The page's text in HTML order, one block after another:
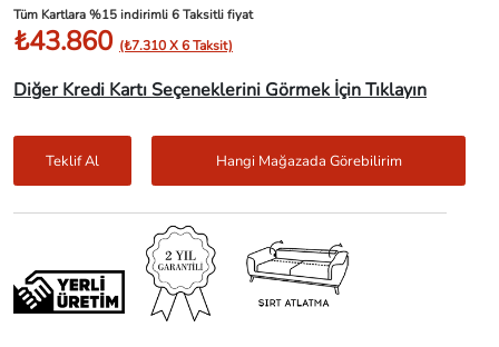
Tüm Kartlara %15 indirimli 6 Taksitli fiyat
₺43.860 (₺7.310 X 6 Taksit)
Diğer Kredi Kartı Seçeneklerini Görmek İçin Tıklayın
Teklif Al Hangi Mağazada Görebilirim